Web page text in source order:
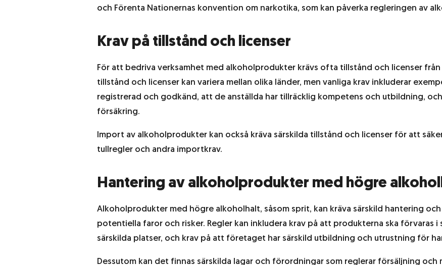
och Förenta Nationernas konvention om narkotika, som kan påverka regleringen av
Krav på tillstånd och licenser
För att bedriva verksamhet med alkoholprodukter krävs ofta tillstånd och licenser
tillstånd och licenser kan variera mellan olika länder, men vanliga krav inkluderar
registrerad och godkänd, att de anställda har tillräcklig kompetens och utbildning,
försäkring.
Import av alkoholprodukter kan också kräva särskilda tillstånd och licenser för att
tullregler och andra importkrav.
Hantering av alkoholprodukter med högre
Alkoholprodukter med högre alkoholhalt, såsom sprit, kan kräva särskild hantering
potentiella faror och risker. Regler kan inkludera krav på att produkterna ska förvaras i
särskilda platser, och krav på att företaget har särskild utbildning och utrustning för
Dessutom kan det finnas särskilda lagar och förordningar som reglerar försäljning och